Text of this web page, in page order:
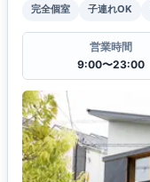
完全個室 子連れOK
営業時間
9:00〜23:00